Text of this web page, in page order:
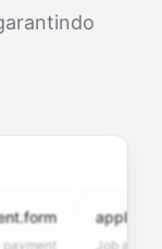
Job application